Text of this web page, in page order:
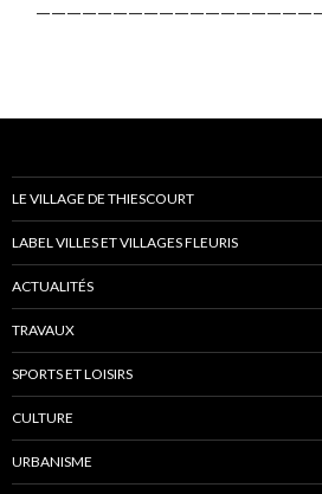
LE VILLAGE DE THIESCOURT
LABEL VILLES ET VILLAGES FLEURIS
ACTUALITÉS
TRAVAUX
SPORTS ET LOISIRS
CULTURE
URBANISME